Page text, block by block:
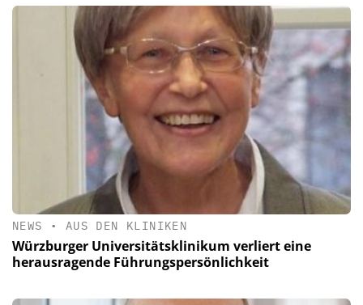
NEWS • AUS DEN KLINIKEN
Würzburger Universitätsklinikum verliert eine
herausragende Führungspersönlichkeit